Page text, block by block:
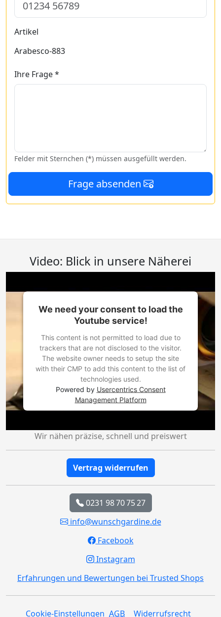
Artikel
Arabesco-883
Ihre Frage *
Felder mit Sternchen (*) müssen ausgefüllt werden.
Frage absenden
Video: Blick in unsere Näherei
We need your consent to load the
Youtube service!
This content is not permitted to load due to
trackers that are not disclosed to the visitor.
The website owner needs to setup the site
with their CMP to add this content to the list of
technologies used.
Powered by Usercentrics Consent
Management Platform
Wir nähen präzise, schnell und preiswert
Vertrag widerrufen
0231 98 70 75 27
info@wunschgardine.de
Facebook
Instagram
Erfahrungen und Bewertungen bei Trusted Shops
Cookie-Einstellungen AGB Widerrufsrecht